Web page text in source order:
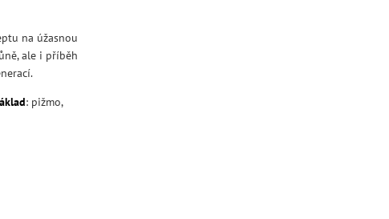
na úžasnou
ale i příběh
: pižmo,